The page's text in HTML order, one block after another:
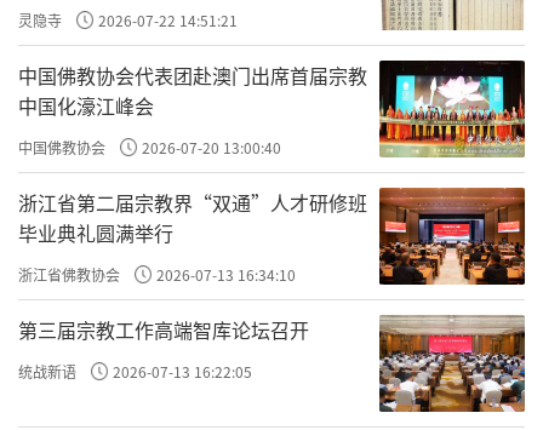
多少邪思枉念，这里一觉，都自消融。真个是‘灵丹一粒，
点铁成金’”。觉之即无，就是“这里一觉，都是消融”。
原文：以上事而兼行下功，未为失策；执下而昧上，则
以上事就是治心 心上改，然后再去
明理，再去事上改，这个不失策，这个可以。但如果执下而
昧上，则拙矣，执着在事上改、理上改，但是昧上，对心上
改是无明的、是愚昧的、是不明白的， 则拙矣，就笨了，这
方法就不灵了。
理上改、事上改。
灵隐寺 2026-07-22 14:51:21
中国佛教协会代表团赴澳门出席首届宗教
中国化濠江峰会
中国佛教协会 2026-07-20 13:00:40
浙江省第二届宗教界“双通”人才研修班
毕业典礼圆满举行
浙江省佛教协会 2026-07-13 16:34:10
第三届宗教工作高端智库论坛召开
统战新语 2026-07-13 16:22:05